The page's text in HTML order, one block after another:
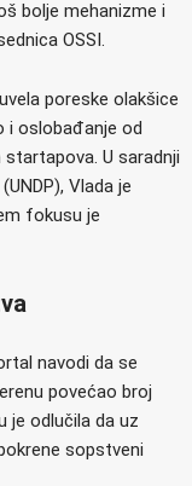
bolje mehanizme i
OSSI.
poreske olakšice
i oslobađanje od
U saradnji
Vlada je
fokusu je
navodi da se
povećao broj
je odlučila da uz
sopstveni